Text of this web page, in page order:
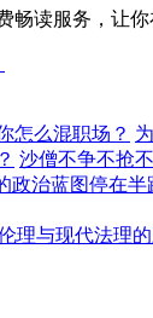
畅读服务，让
怎么混职场？
沙僧不争不抢
政治蓝图停在半
理与现代法理